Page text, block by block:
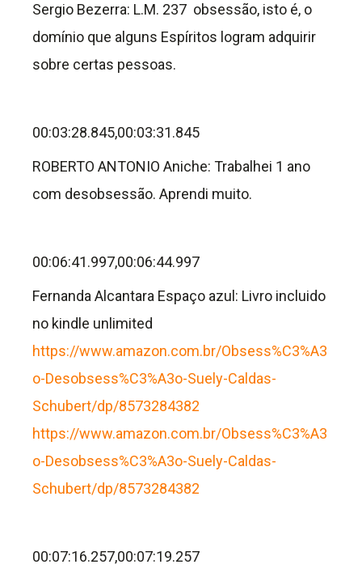
Sergio Bezerra: L.M. 237 obsessão, isto é, o
domínio que alguns Espíritos logram adquirir
sobre certas pessoas.
00:03:28.845,00:03:31.845
ROBERTO ANTONIO Aniche: Trabalhei 1 ano
com desobsessão. Aprendi muito.
00:06:41.997,00:06:44.997
Fernanda Alcantara Espaço azul: Livro incluido
no kindle unlimited
https://www.amazon.com.br/Obsess%C3%A3
o-Desobsess%C3%A3o-Suely-Caldas-
Schubert/dp/8573284382
https://www.amazon.com.br/Obsess%C3%A3
o-Desobsess%C3%A3o-Suely-Caldas-
Schubert/dp/8573284382
00:07:16.257,00:07:19.257